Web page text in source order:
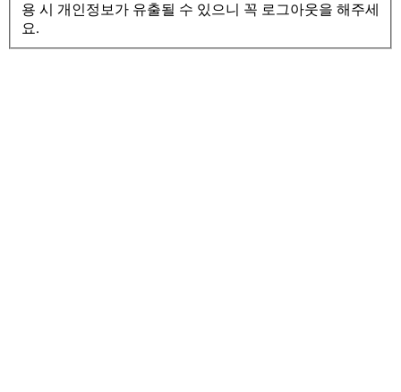
용 시 개인정보가 유출될 수 있으니 꼭 로그아웃을 해주세
요.